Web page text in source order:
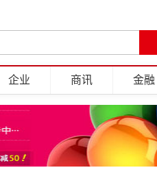
企业 商讯 金融